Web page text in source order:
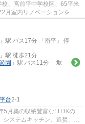
校、宮前平中学校区、65平米
月室内リノベーションを施
。...
」駅 バス17分 「南平」 停
」駅 徒歩21分
園 」駅 バス11分 「堰
台2-1
5月築の収納豊富な1LDKの
システムキッチン、追焚、温